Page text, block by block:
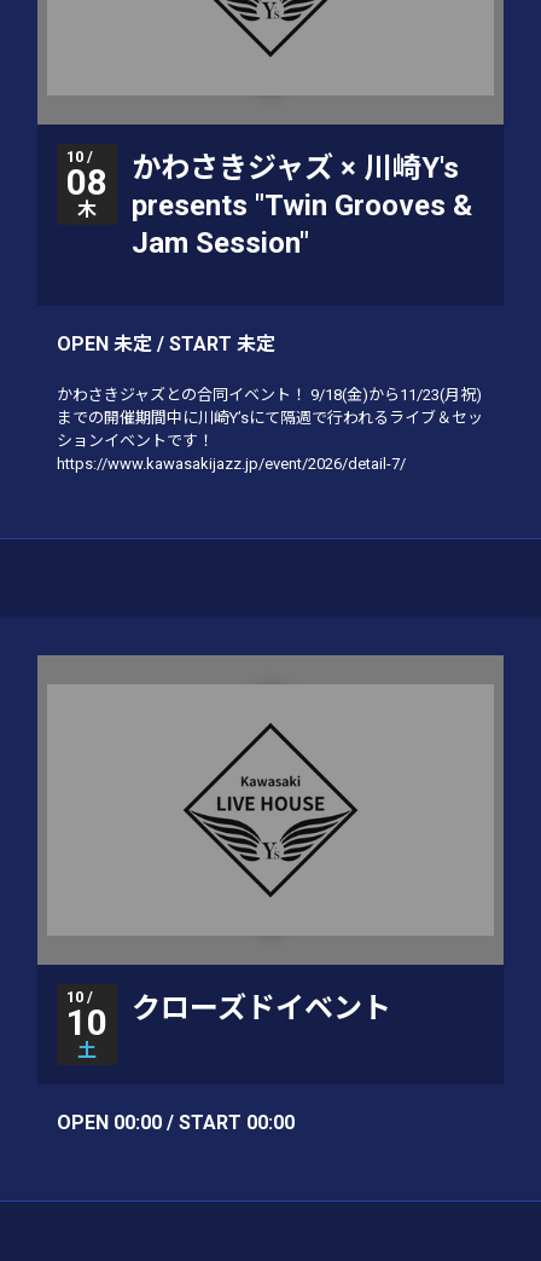
10 /
08
木
かわさきジャズ × 川崎Y's
presents "Twin Grooves &
Jam Session"
OPEN 未定 / START 未定
かわさきジャズとの合同イベント！ 9/18(金)から11/23(月祝)
までの開催期間中に川崎Y’sにて隔週で行われるライブ＆セッ
ションイベントです！
https://www.kawasakijazz.jp/event/2026/detail-7/
10 /
10
土
クローズドイベント
OPEN 00:00 / START 00:00